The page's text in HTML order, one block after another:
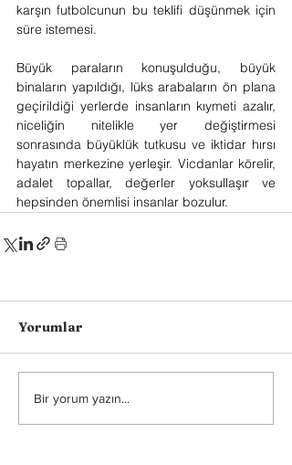
karşın futbolcunun bu teklifi düşünmek için
süre istemesi.
Büyük paraların konuşulduğu, büyük
binaların yapıldığı, lüks arabaların ön plana
geçirildiği yerlerde insanların kıymeti azalır,
niceliğin nitelikle yer değiştirmesi
sonrasında büyüklük tutkusu ve iktidar hırsı
hayatın merkezine yerleşir. Vicdanlar körelir,
adalet topallar, değerler yoksullaşır ve
hepsinden önemlisi insanlar bozulur.
Yorumlar
Bir yorum yazın...